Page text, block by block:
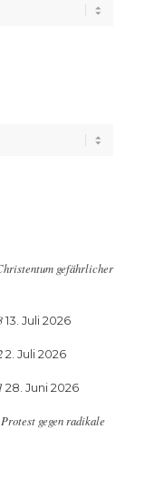
gefährlicher
13. Juli 2026
2. Juli 2026
28. Juni 2026
gegen radikale